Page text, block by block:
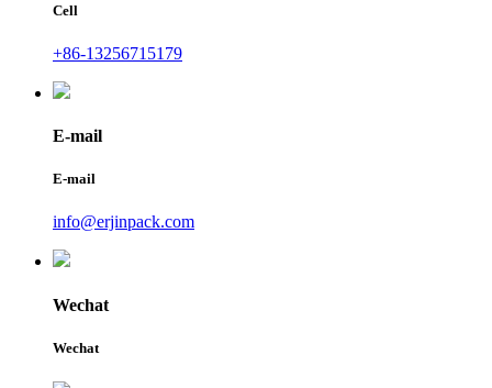
Cell
+86-13256715179
E-mail
E-mail
info@erjinpack.com
Wechat
Wechat